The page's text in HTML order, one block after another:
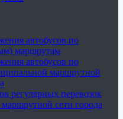
автобусов по
маршрутам
автобусов по
маршрутной
регулярных перевозок
сети города